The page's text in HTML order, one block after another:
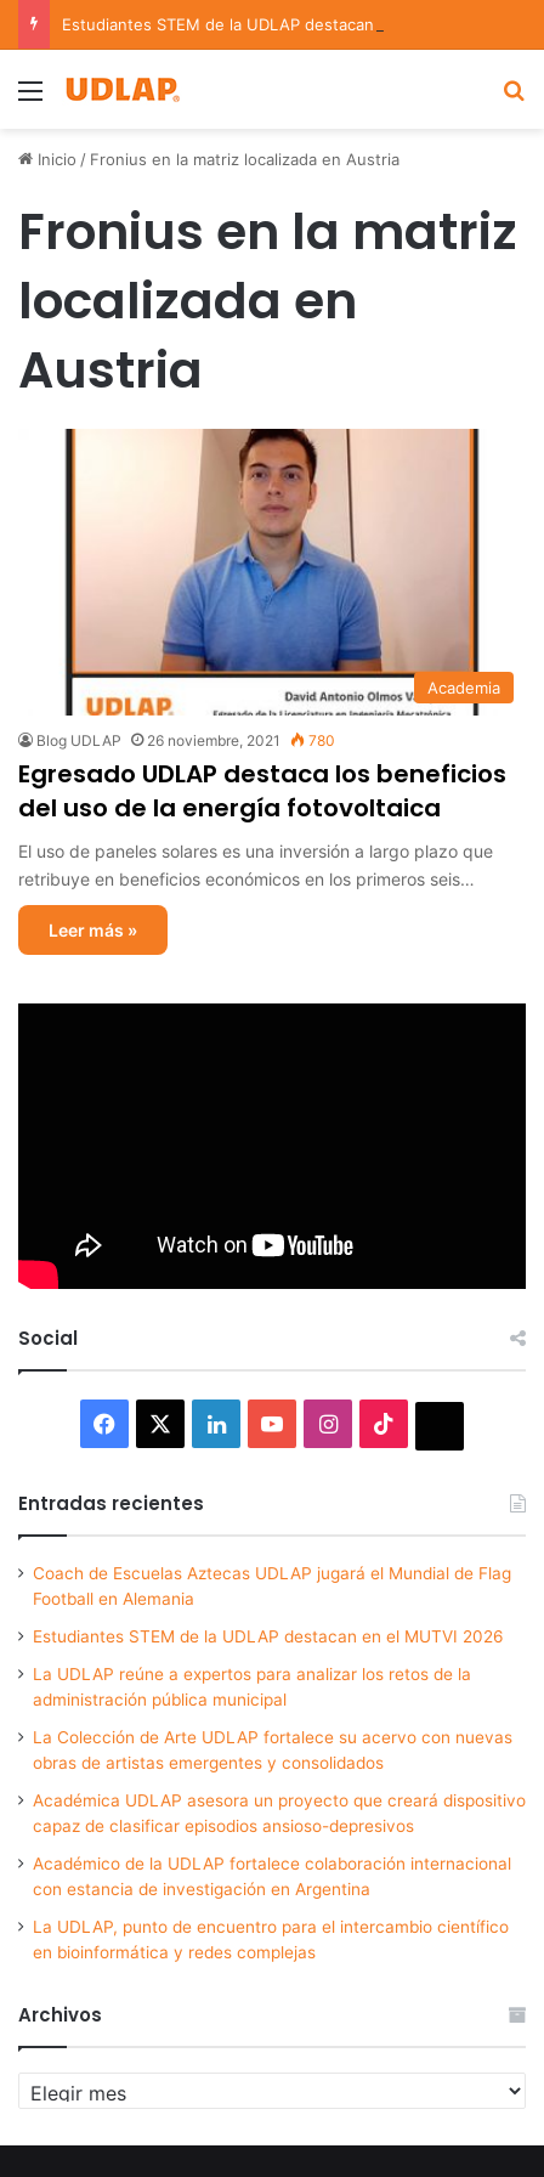
Menu
Inicio / Fronius en la matriz localizada en Austria
Fronius en la matriz
localizada en
Austria
Academia
Blog UDLAP 26 noviembre, 2021 780
Egresado UDLAP destaca los beneficios
del uso de la energía fotovoltaica
El uso de paneles solares es una inversión a largo plazo que
retribuye en beneficios económicos en los primeros seis…
Leer más »
Social
Facebook LinkedInYouTubeInstagram
Entradas recientes
Coach de Escuelas Aztecas UDLAP jugará el Mundial de Flag
Football en Alemania
Estudiantes STEM de la UDLAP destacan en el MUTVI 2026
La UDLAP reúne a expertos para analizar los retos de la
administración pública municipal
La Colección de Arte UDLAP fortalece su acervo con nuevas
obras de artistas emergentes y consolidados
Académica UDLAP asesora un proyecto que creará dispositivo
capaz de clasificar episodios ansioso-depresivos
Académico de la UDLAP fortalece colaboración internacional
con estancia de investigación en Argentina
La UDLAP, punto de encuentro para el intercambio científico
en bioinformática y redes complejas
Archivos
Archivos